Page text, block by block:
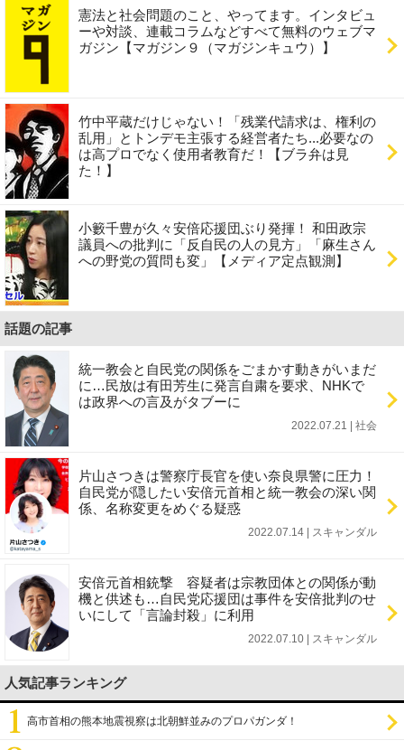
憲法と社会問題のこと、やってます。インタビュ
ーや対談、連載コラムなどすべて無料のウェブマ
ガジン【マガジン９（マガジンキュウ）】
竹中平蔵だけじゃない！「残業代請求は、権利の
乱用」とトンデモ主張する経営者たち...必要なの
は高プロでなく使用者教育だ！【ブラ弁は見
た！】
小籔千豊が久々安倍応援団ぶり発揮！ 和田政宗
議員への批判に「反自民の人の見方」「麻生さん
への野党の質問も変」【メディア定点観測】
話題の記事
統一教会と自民党の関係をごまかす動きがいまだ
に…民放は有田芳生に発言自粛を要求、NHKで
は政界への言及がタブーに
2022.07.21 | 社会
片山さつきは警察庁長官を使い奈良県警に圧力！
自民党が隠したい安倍元首相と統一教会の深い関
係、名称変更をめぐる疑惑
2022.07.14 | スキャンダル
安倍元首相銃撃 容疑者は宗教団体との関係が動
機と供述も…自民党応援団は事件を安倍批判のせ
いにして「言論封殺」に利用
2022.07.10 | スキャンダル
人気記事ランキング
高市首相の熊本地震視察は北朝鮮並みのプロパガンダ！